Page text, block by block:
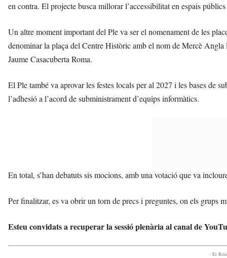
en contra. El projecte busca millorar l’accessibilitat en espais
Un altre moment important del Ple va ser el nomenament de les
denominar la plaça del Centre Històric amb el nom de Mercè
Jaume Casacuberta Roma.
El Ple també va aprovar les festes locals per al 2027 i les bases de
l’adhesió a l’acord de subministrament d’equips informàtics.
En total, s’han debatuts sis mocions, amb una votació que va
Per finalitzar, es va obrir un torn de precs i preguntes, on els grups
Esteu convidats a recuperar la sessió plenària al canal de
- Et